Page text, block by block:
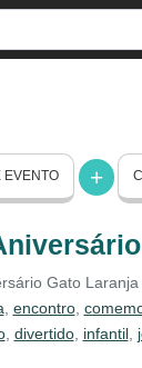
EVENTO
Gato
encontro,
, divertido, infantil,